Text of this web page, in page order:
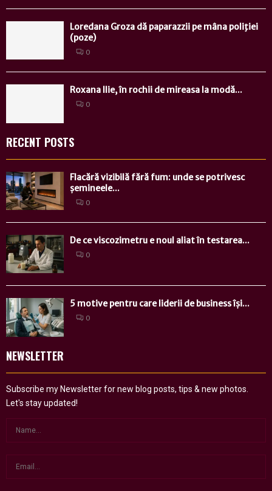
Loredana Groza dă paparazzii pe mâna poliţiei
(poze)
0
Roxana Ilie, în rochii de mireasa la modă...
0
RECENT POSTS
Flacără vizibilă fără fum: unde se potrivesc
șemineele...
0
De ce viscozimetru e noul aliat în testarea...
0
5 motive pentru care liderii de business își...
0
NEWSLETTER
Subscribe my Newsletter for new blog posts, tips & new photos.
Let's stay updated!